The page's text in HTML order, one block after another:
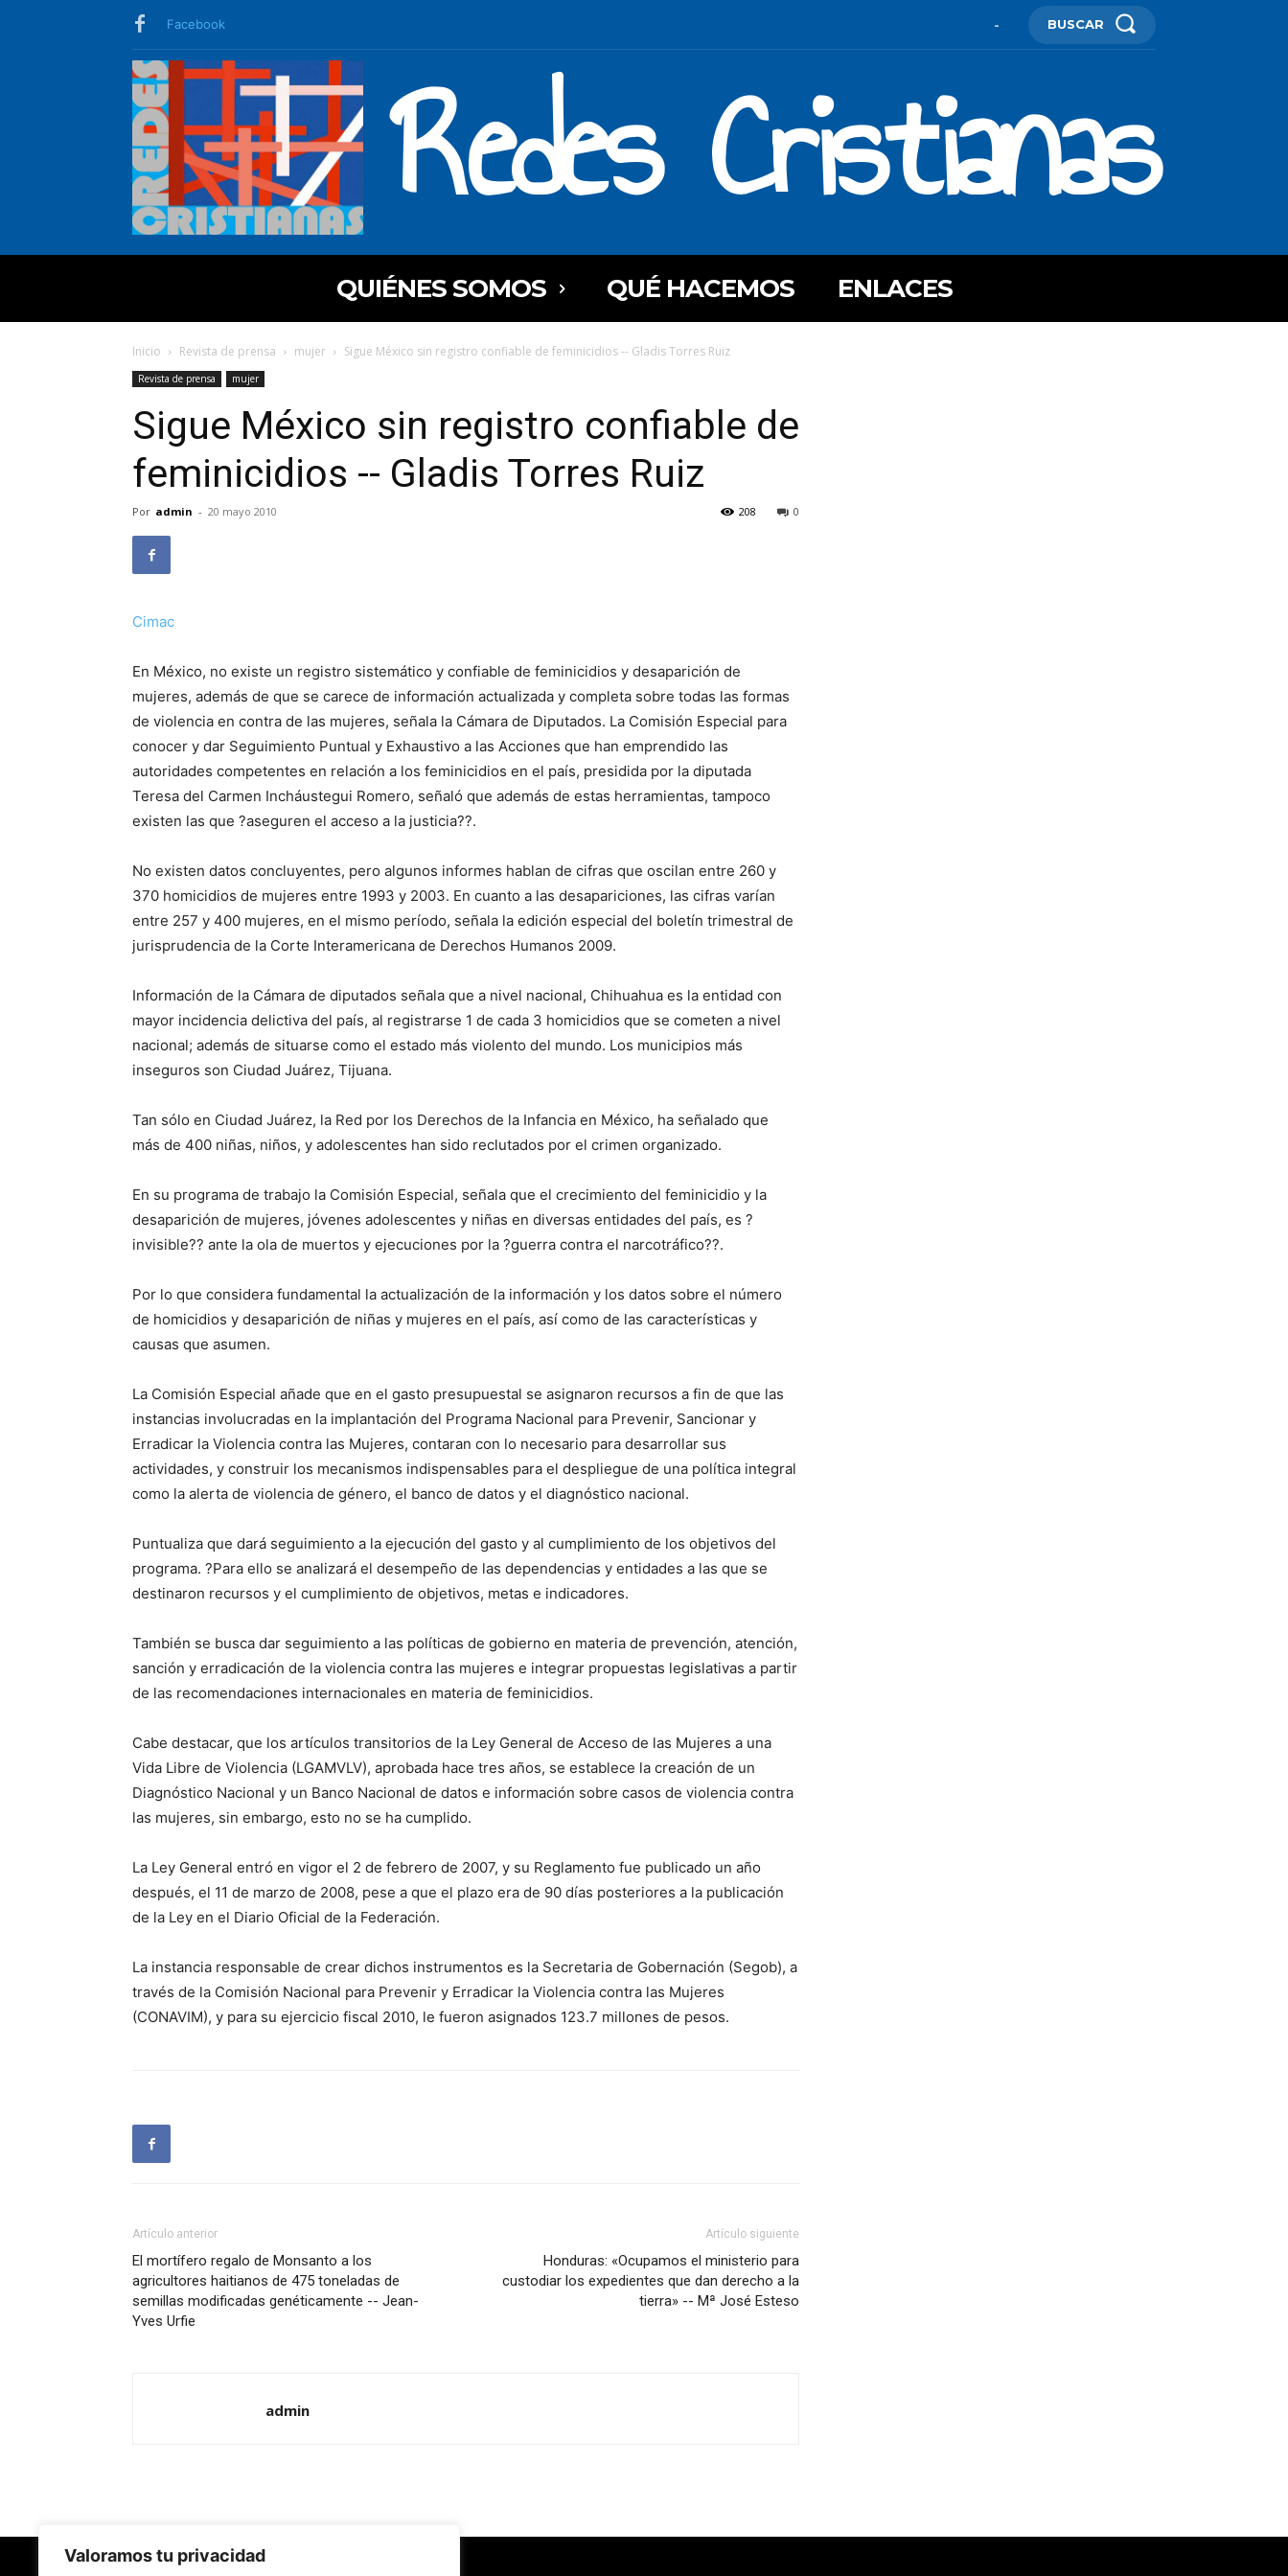
Valoramos tu privacidad
Facebook - BUSCAR
Redes Cristianas
QUIÉNES SOMOS QUÉ HACEMOS ENLACES
Inicio Revista de prensa mujer Sigue México sin registro confiable de feminicidios -- Gladis Torres Ruiz
Revista de prensa mujer
Sigue México sin registro confiable de
feminicidios -- Gladis Torres Ruiz
Por admin - 20 mayo 2010 0
208
Cimac
En México, no existe un registro sistemático y confiable de feminicidios y desaparición de
mujeres, además de que se carece de información actualizada y completa sobre todas las formas
de violencia en contra de las mujeres, señala la Cámara de Diputados. La Comisión Especial para
conocer y dar Seguimiento Puntual y Exhaustivo a las Acciones que han emprendido las
autoridades competentes en relación a los feminicidios en el país, presidida por la diputada
Teresa del Carmen Incháustegui Romero, señaló que además de estas herramientas, tampoco
existen las que ?aseguren el acceso a la justicia??.
No existen datos concluyentes, pero algunos informes hablan de cifras que oscilan entre 260 y
370 homicidios de mujeres entre 1993 y 2003. En cuanto a las desapariciones, las cifras varían
entre 257 y 400 mujeres, en el mismo período, señala la edición especial del boletín trimestral de
jurisprudencia de la Corte Interamericana de Derechos Humanos 2009.
Información de la Cámara de diputados señala que a nivel nacional, Chihuahua es la entidad con
mayor incidencia delictiva del país, al registrarse 1 de cada 3 homicidios que se cometen a nivel
nacional; además de situarse como el estado más violento del mundo. Los municipios más
inseguros son Ciudad Juárez, Tijuana.
Tan sólo en Ciudad Juárez, la Red por los Derechos de la Infancia en México, ha señalado que
más de 400 niñas, niños, y adolescentes han sido reclutados por el crimen organizado.
En su programa de trabajo la Comisión Especial, señala que el crecimiento del feminicidio y la
desaparición de mujeres, jóvenes adolescentes y niñas en diversas entidades del país, es ?
invisible?? ante la ola de muertos y ejecuciones por la ?guerra contra el narcotráfico??.
Por lo que considera fundamental la actualización de la información y los datos sobre el número
de homicidios y desaparición de niñas y mujeres en el país, así como de las características y
causas que asumen.
La Comisión Especial añade que en el gasto presupuestal se asignaron recursos a fin de que las
instancias involucradas en la implantación del Programa Nacional para Prevenir, Sancionar y
Erradicar la Violencia contra las Mujeres, contaran con lo necesario para desarrollar sus
actividades, y construir los mecanismos indispensables para el despliegue de una política integral
como la alerta de violencia de género, el banco de datos y el diagnóstico nacional.
Puntualiza que dará seguimiento a la ejecución del gasto y al cumplimiento de los objetivos del
programa. ?Para ello se analizará el desempeño de las dependencias y entidades a las que se
destinaron recursos y el cumplimiento de objetivos, metas e indicadores.
También se busca dar seguimiento a las políticas de gobierno en materia de prevención, atención,
sanción y erradicación de la violencia contra las mujeres e integrar propuestas legislativas a partir
de las recomendaciones internacionales en materia de feminicidios.
Cabe destacar, que los artículos transitorios de la Ley General de Acceso de las Mujeres a una
Vida Libre de Violencia (LGAMVLV), aprobada hace tres años, se establece la creación de un
Diagnóstico Nacional y un Banco Nacional de datos e información sobre casos de violencia contra
las mujeres, sin embargo, esto no se ha cumplido.
La Ley General entró en vigor el 2 de febrero de 2007, y su Reglamento fue publicado un año
después, el 11 de marzo de 2008, pese a que el plazo era de 90 días posteriores a la publicación
de la Ley en el Diario Oficial de la Federación.
La instancia responsable de crear dichos instrumentos es la Secretaria de Gobernación (Segob), a
través de la Comisión Nacional para Prevenir y Erradicar la Violencia contra las Mujeres
(CONAVIM), y para su ejercicio fiscal 2010, le fueron asignados 123.7 millones de pesos.
Artículo anterior
El mortífero regalo de Monsanto a los
agricultores haitianos de 475 toneladas de
semillas modificadas genéticamente -- Jean-
Yves Urfie
Artículo siguiente
Honduras: «Ocupamos el ministerio para
custodiar los expedientes que dan derecho a la
tierra» -- Mª José Esteso
admin